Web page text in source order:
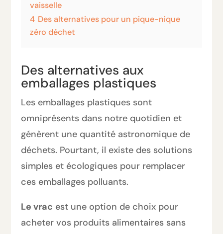
vaisselle
4 Des alternatives pour un pique-nique
zéro déchet
Des alternatives aux
emballages plastiques
Les emballages plastiques sont
omniprésents dans notre quotidien et
génèrent une quantité astronomique de
déchets. Pourtant, il existe des solutions
simples et écologiques pour remplacer
ces emballages polluants.
Le vrac est une option de choix pour
acheter vos produits alimentaires sans